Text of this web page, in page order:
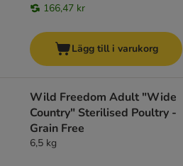
166,47 kr
Lägg till i varukorg
Wild Freedom Adult "Wide
Country" Sterilised Poultry -
Grain Free
6,5 kg